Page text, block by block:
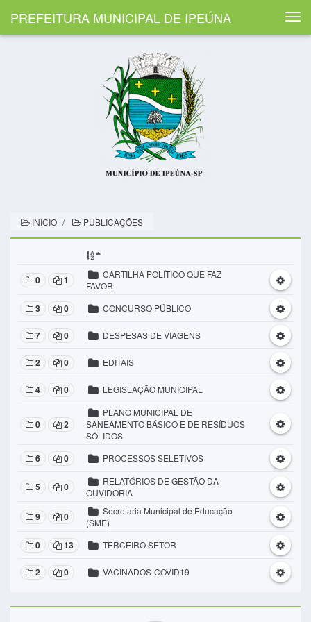
PREFEITURA MUNICIPAL DE IPEÚNA
INICIO PUBLICAÇÕES
0 1
CARTILHA POLÍTICO QUE FAZ
FAVOR
3 0 CONCURSO PÚBLICO
7 0 DESPESAS DE VIAGENS
2 0 EDITAIS
4 0 LEGISLAÇÃO MUNICIPAL
0 2
PLANO MUNICIPAL DE
SANEAMENTO BÁSICO E DE RESÍDUOS
SÓLIDOS
6 0 PROCESSOS SELETIVOS
5 0
RELATÓRIOS DE GESTÃO DA
OUVIDORIA
9 0
Secretaria Municipal de Educação
(SME)
0 13 TERCEIRO SETOR
2 0 VACINADOS-COVID19